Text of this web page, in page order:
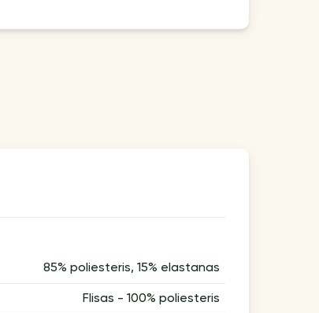
85% poliesteris, 15% elastanas
Flisas - 100% poliesteris